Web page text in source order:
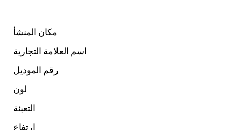
مكان المنشأ
اسم العلامة التجارية
رقم الموديل
لون
التعبئة
ارتفاع